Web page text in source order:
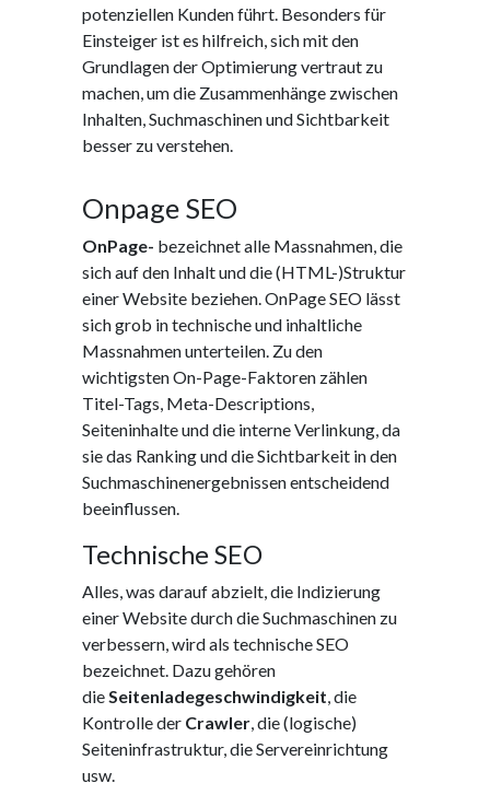
potenziellen Kunden führt. Besonders für
Einsteiger ist es hilfreich, sich mit den
Grundlagen der Optimierung vertraut zu
machen, um die Zusammenhänge zwischen
Inhalten, Suchmaschinen und Sichtbarkeit
besser zu verstehen.
Onpage SEO
OnPage- bezeichnet alle Massnahmen, die
sich auf den Inhalt und die (HTML-)Struktur
einer Website beziehen. OnPage SEO lässt
sich grob in technische und inhaltliche
Massnahmen unterteilen. Zu den
wichtigsten On-Page-Faktoren zählen
Titel-Tags, Meta-Descriptions,
Seiteninhalte und die interne Verlinkung, da
sie das Ranking und die Sichtbarkeit in den
Suchmaschinenergebnissen entscheidend
beeinflussen.
Technische SEO
Alles, was darauf abzielt, die Indizierung
einer Website durch die Suchmaschinen zu
verbessern, wird als technische SEO
bezeichnet. Dazu gehören
dieSeitenladegeschwindigkeit, die
Kontrolle der Crawler, die (logische)
Seiteninfrastruktur, die Servereinrichtung
usw.